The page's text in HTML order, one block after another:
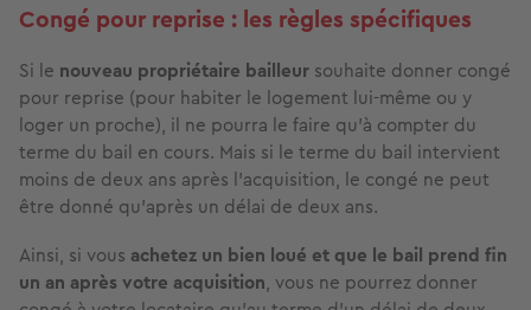
Congé pour reprise : les règles spécifiques
Si le nouveau propriétaire bailleur souhaite donner congé
pour reprise (pour habiter le logement lui-même ou y
loger un proche), il ne pourra le faire qu'à compter du
terme du bail en cours. Mais si le terme du bail intervient
moins de deux ans après l'acquisition, le congé ne peut
être donné qu'après un délai de deux ans.
Ainsi, si vous achetez un bien loué et que le bail prend fin
un an après votre acquisition, vous ne pourrez donner